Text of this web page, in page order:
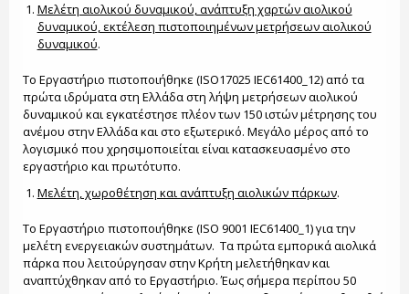
Μελέτη αιολικού δυναμικού, ανάπτυξη χαρτών αιολικού
δυναμικού, εκτέλεση πιστοποιημένων μετρήσεων αιολικού
δυναμικού.
Το Εργαστήριο πιστοποιήθηκε (ISO17025 IEC61400_12) από τα
πρώτα ιδρύματα στη Ελλάδα στη λήψη μετρήσεων αιολικού
δυναμικού και εγκατέστησε πλέον των 150 ιστών μέτρησης του
ανέμου στην Ελλάδα και στο εξωτερικό. Μεγάλο μέρος από το
λογισμικό που χρησιμοποιείται είναι κατασκευασμένο στο
εργαστήριο και πρωτότυπο.
Μελέτη, χωροθέτηση και ανάπτυξη αιολικών πάρκων.
Το Εργαστήριο πιστοποιήθηκε (ISO 9001 IEC61400_1) για την
μελέτη ενεργειακών συστημάτων. Tα πρώτα εμπορικά αιολικά
πάρκα που λειτούργησαν στην Κρήτη μελετήθηκαν και
αναπτύχθηκαν από το Εργαστήριο. Έως σήμερα περίπου 50